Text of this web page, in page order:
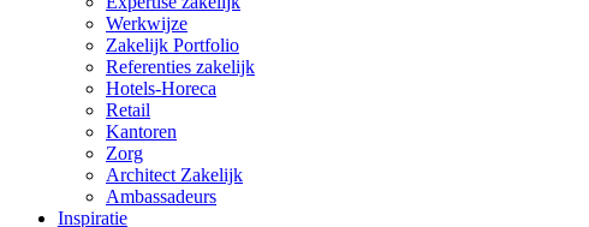
Werkwijze
Zakelijk Portfolio
Referenties zakelijk
Hotels-Horeca
Retail
Kantoren
Zorg
Architect Zakelijk
Ambassadeurs
Inspiratie